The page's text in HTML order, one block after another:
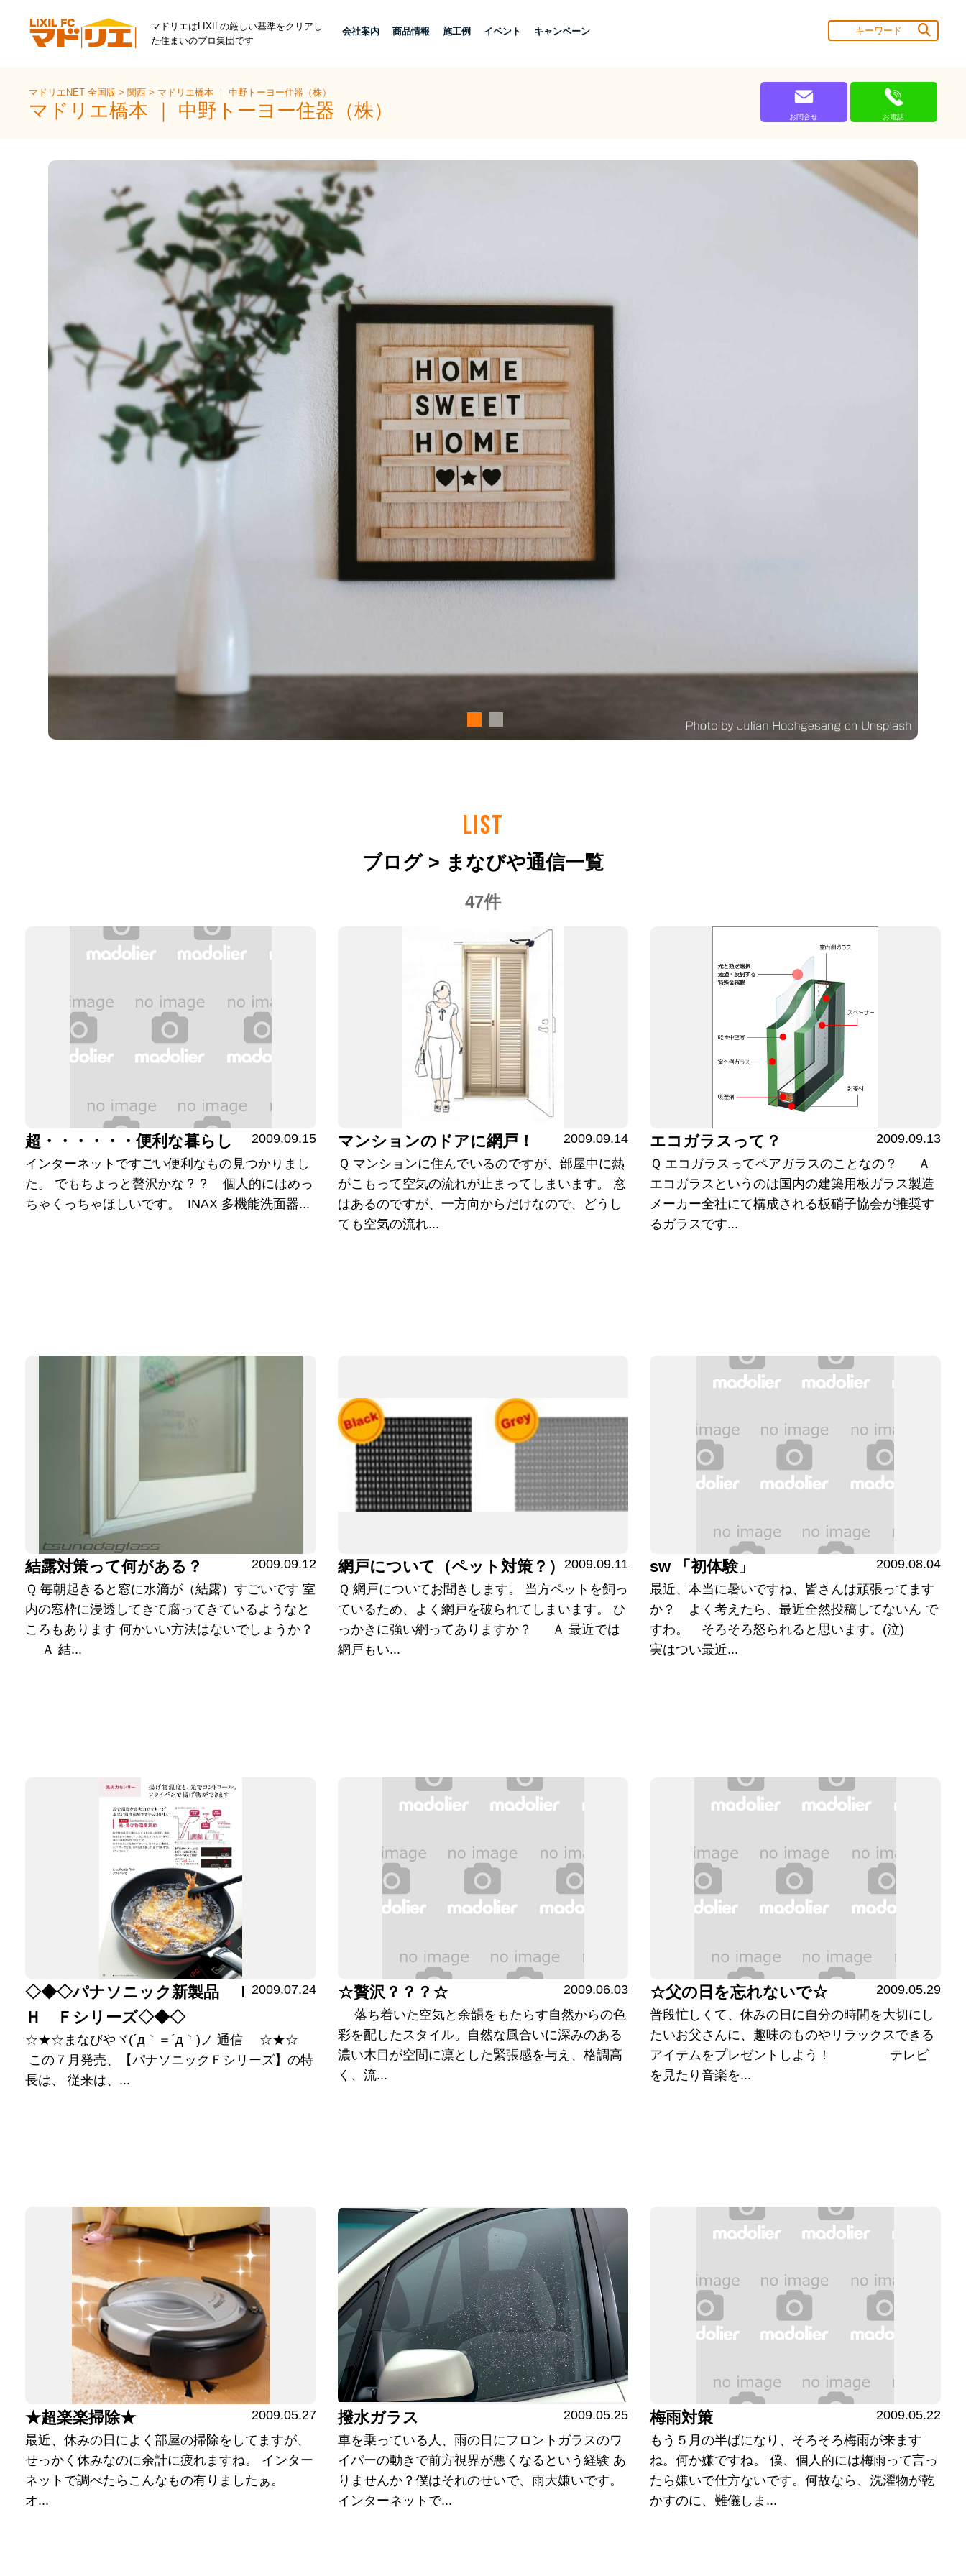
マドリエはLIXILの厳しい基準をクリアし
た住まいのプロ集団です
会社案内 商品情報 施工例 イベント キャンペーン
マドリエNET 全国版>関西> マドリエ橋本 ｜ 中野トーヨー住器（株）
マドリエ橋本 ｜ 中野トーヨー住器（株） お問合せ お電話
LIST
ブログ > まなびや通信一覧
47件
超・・・・・・便利な暮らし
2009.09.15
インターネットですごい便利なもの見つかりまし
た。 でもちょっと贅沢かな？？ 個人的にはめっ
ちゃくっちゃほしいです。 INAX 多機能洗面器...
マンションのドアに網戸！
2009.09.14
Ｑ マンションに住んでいるのですが、部屋中に熱
がこもって空気の流れが止まってしまいます。 窓
はあるのですが、一方向からだけなので、どうし
ても空気の流れ...
エコガラスって？
2009.09.13
Ｑ エコガラスってペアガラスのことなの？ Ａ
エコガラスというのは国内の建築用板ガラス製造
メーカー全社にて構成される板硝子協会が推奨す
るガラスです...
結露対策って何がある？
2009.09.12
Ｑ 毎朝起きると窓に水滴が（結露）すごいです 室
内の窓枠に浸透してきて腐ってきているようなと
ころもあります 何かいい方法はないでしょうか？
Ａ 結...
網戸について（ペット対策？）
2009.09.11
Ｑ 網戸についてお聞きします。 当方ペットを飼っ
ているため、よく網戸を破られてしまいます。 ひ
っかきに強い網ってありますか？ Ａ 最近では
網戸もい...
sw 「初体験」
2009.08.04
最近、本当に暑いですね、皆さんは頑張ってます
か？ よく考えたら、最近全然投稿してないん で
すわ。 そろそろ怒られると思います。(泣)
実はつい最近...
◇◆◇パナソニック新製品 Ｉ
Ｈ Ｆシリーズ◇◆◇
2009.07.24
☆★☆まなびやヾ(´д｀＝´д｀)ノ 通信 ☆★☆
この７月発売、【パナソニックＦシリーズ】の特
長は、 従来は、...
☆贅沢？？？☆
2009.06.03
落ち着いた空気と余韻をもたらす自然からの色
彩を配したスタイル。自然な風合いに深みのある
濃い木目が空間に凛とした緊張感を与え、格調高
く、流...
☆父の日を忘れないで☆
2009.05.29
普段忙しくて、休みの日に自分の時間を大切にし
たいお父さんに、趣味のものやリラックスできる
アイテムをプレゼントしよう！ テレビ
を見たり音楽を...
★超楽楽掃除★
2009.05.27
最近、休みの日によく部屋の掃除をしてますが、
せっかく休みなのに余計に疲れますね。 インター
ネットで調べたらこんなもの有りましたぁ。
オ...
撥水ガラス
2009.05.25
車を乗っている人、雨の日にフロントガラスのワ
イパーの動きで前方視界が悪くなるという経験 あ
りませんか？僕はそれのせいで、雨大嫌いです。
インターネットで...
梅雨対策
2009.05.22
もう５月の半ばになり、そろそろ梅雨が来ます
ね。何か嫌ですね。 僕、個人的には梅雨って言っ
たら嫌いで仕方ないです。何故なら、洗濯物が乾
かすのに、難儀しま...